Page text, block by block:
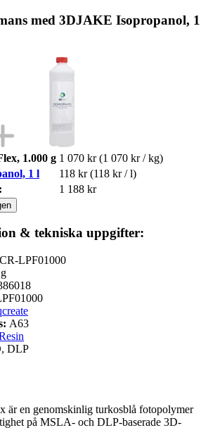
med 3DJAKE Isopropanol, 1
1.000 g 1 070 kr (1 070 kr / kg)
1 l
118 kr (118 kr / l)
1 188 kr
& tekniska uppgifter:
LPF01000
A63
DLP
är en genomskinlig turkosblå fotopolymer
på MSLA- och DLP-baserade 3D-